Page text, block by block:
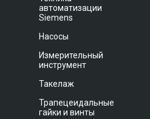
автоматизации
Siemens
Насосы
Измерительный
инструмент
Такелаж
Трапецеидальные
гайки и винты